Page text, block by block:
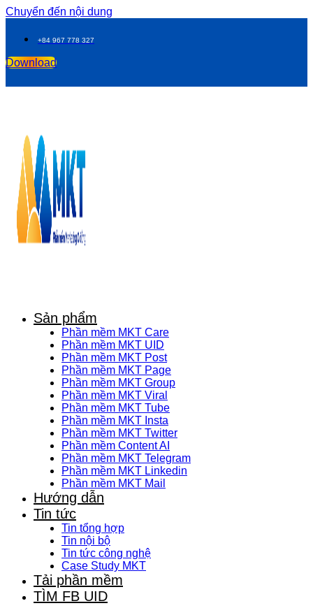
Chuyển đến nội dung
+84 967 778 327
Download
Sản phẩm
Phần mềm MKT Care
Phần mềm MKT UID
Phần mềm MKT Post
Phần mềm MKT Page
Phần mềm MKT Group
Phần mềm MKT Viral
Phần mềm MKT Tube
Phần mềm MKT Insta
Phần mềm MKT Twitter
Phần mềm Content AI
Phần mềm MKT Telegram
Phần mềm MKT Linkedin
Phần mềm MKT Mail
Hướng dẫn
Tin tức
Tin tổng hợp
Tin nội bộ
Tin tức công nghệ
Case Study MKT
Tải phần mềm
TÌM FB UID